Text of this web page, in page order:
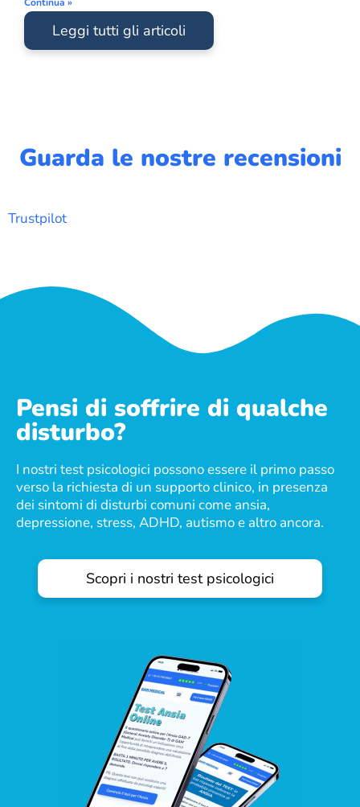
Leggi tutti gli articoli
Guarda le nostre recensioni
Trustpilot
Pensi di soffrire di qualche
disturbo?
I nostri test psicologici possono essere il primo passo
verso la richiesta di un supporto clinico, in presenza
dei sintomi di disturbi comuni come ansia,
depressione, stress, ADHD, autismo e altro ancora.
Scopri i nostri test psicologici